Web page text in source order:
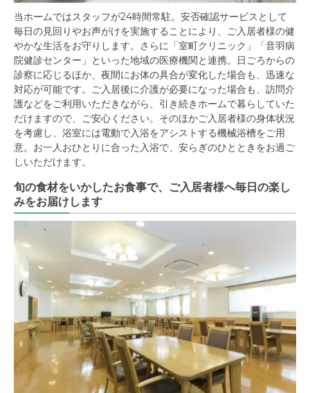
当ホームではスタッフが24時間常駐。安否確認サービスとして
毎日の見回りやお声がけを実施することにより、ご入居者様の健
やかな生活をお守りします。さらに「室町クリニック」「音羽病
院健診センター」といった地域の医療機関と連携。日ごろからの
診察に応じるほか、夜間にお体の具合が変化した場合も、迅速な
対応が可能です。ご入居後に介護が必要になった場合も、訪問介
護などをご利用いただきながら、引き続きホームで暮らしていた
だけますので、ご安心ください。そのほかご入居者様の身体状況
を考慮し、浴室には電動で入浴をアシストする機械浴槽をご用
意。お一人おひとりに合った入浴で、安らぎのひとときをお過ご
しいただけます。
旬の食材をいかしたお食事で、ご入居者様へ毎日の楽し
みをお届けします